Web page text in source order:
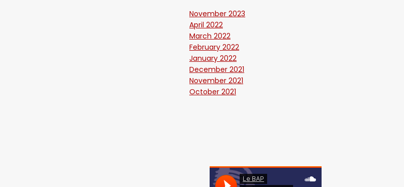
November 2023
April 2022
March 2022
February 2022
January 2022
December 2021
November 2021
October 2021